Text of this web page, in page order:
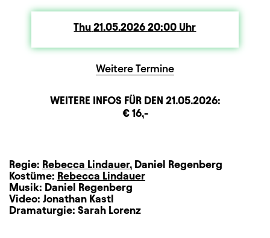
Thu Thursday
21.05.202620:00 Uhr
Weitere Termine
WEITERE INFOS FÜR DEN 21.05.2026:
Information
€ 16,-
Regie: Rebecca Lindauer, Daniel Regenberg
Kostüme: Rebecca Lindauer
Musik: Daniel Regenberg
Video: Jonathan Kastl
Dramaturgie: Sarah Lorenz